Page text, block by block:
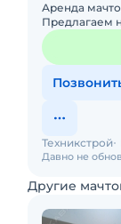
Аренда
Предлагаем
же возможна
Давно не
Техникстрой
Другие